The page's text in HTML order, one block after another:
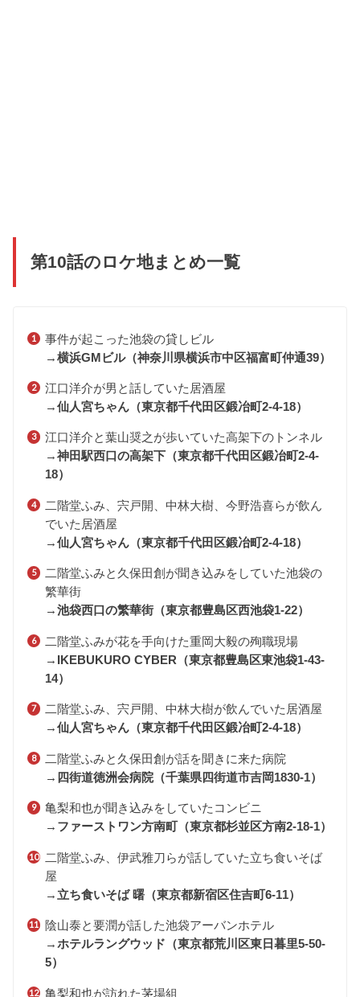
第10話のロケ地まとめ一覧
事件が起こった池袋の貸しビル
→横浜GMビル（神奈川県横浜市中区福富町仲通39）
江口洋介が男と話していた居酒屋
→仙人宮ちゃん（東京都千代田区鍛冶町2-4-18）
江口洋介と葉山奨之が歩いていた高架下のトンネル
→神田駅西口の高架下（東京都千代田区鍛冶町2-4-
18）
二階堂ふみ、宍戸開、中林大樹、今野浩喜らが飲ん
でいた居酒屋
→仙人宮ちゃん（東京都千代田区鍛冶町2-4-18）
二階堂ふみと久保田創が聞き込みをしていた池袋の
繁華街
→池袋西口の繁華街（東京都豊島区西池袋1-22）
二階堂ふみが花を手向けた重岡大毅の殉職現場
→ IKEBUKURO CYBER（東京都豊島区東池袋1-43-
14）
二階堂ふみ、宍戸開、中林大樹が飲んでいた居酒屋
→仙人宮ちゃん（東京都千代田区鍛冶町2-4-18）
二階堂ふみと久保田創が話を聞きに来た病院
→ 四街道徳洲会病院（千葉県四街道市吉岡1830-1）
亀梨和也が聞き込みをしていたコンビニ
→ ファーストワン方南町（東京都杉並区方南2-18-1）
二階堂ふみ、伊武雅刀らが話していた立ち食いそば
屋
→ 立ち食いそば 曙（東京都新宿区住吉町6-11）
陰山泰と要潤が話した池袋アーバンホテル
→ホテルラングウッド（東京都荒川区東日暮里5-50-
5）
亀梨和也が訪れた茅場組